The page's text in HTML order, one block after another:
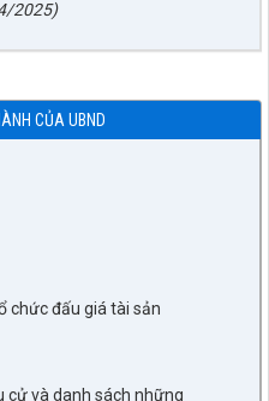
2025)
CỦA UBND
Giáo khóa II, nhiệm kỳ
cử (có danh sách kèm